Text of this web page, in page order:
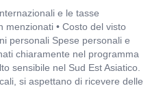
e le tasse
menzionati • Costo del visto
personali Spese personali e
chiaramente nel programma
sensibile nel Sud Est Asiatico.
si aspettano di ricevere delle